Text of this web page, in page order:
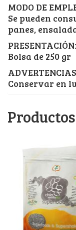
MODO DE
Se pueden
panes,
PRESENTACIÓN:
Bolsa de 250 gr
Conservar en